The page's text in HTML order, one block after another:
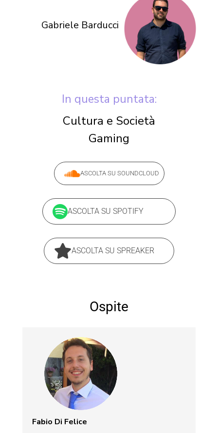
Gabriele Barducci
In questa puntata:
Cultura e Società
Gaming
ASCOLTA SU SOUNDCLOUD
ASCOLTA SU SPOTIFY
ASCOLTA SU SPREAKER
Ospite
Fabio Di Felice